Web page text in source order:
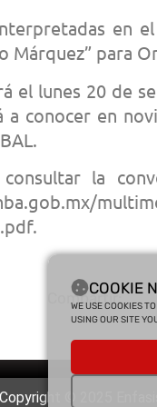
en
Márquez” para
el lunes 20 de
conocer en
la
Compartir:
Copyright © 2025
COOKIE
WE USE COOKIES
USING OUR SITE